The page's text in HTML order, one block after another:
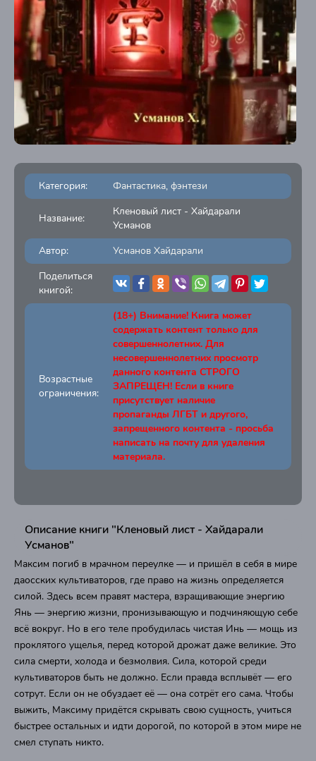
Категория: Фантастика, фэнтези
Название:
Кленовый лист - Хайдарали
Усманов
Автор:
Усманов Хайдарали
Поделиться
книгой:
Возрастные
ограничения:
(18+) Внимание! Книга может
содержать контент только для
совершеннолетних. Для
несовершеннолетних просмотр
данного контента СТРОГО
ЗАПРЕЩЕН! Если в книге
присутствует наличие
пропаганды ЛГБТ и другого,
запрещенного контента - просьба
написать на почту для удаления
материала.
Описание книги "Кленовый лист - Хайдарали
Усманов"
Максим погиб в мрачном переулке — и пришёл в себя в мире
даосских культиваторов, где право на жизнь определяется
силой. Здесь всем правят мастера, взращивающие энергию
Янь — энергию жизни, пронизывающую и подчиняющую себе
всё вокруг. Но в его теле пробудилась чистая Инь — мощь из
проклятого ущелья, перед которой дрожат даже великие. Это
сила смерти, холода и безмолвия. Сила, которой среди
культиваторов быть не должно. Если правда всплывёт — его
сотрут. Если он не обуздает её — она сотрёт его сама. Чтобы
выжить, Максиму придётся скрывать свою сущность, учиться
быстрее остальных и идти дорогой, по которой в этом мире не
смел ступать никто.